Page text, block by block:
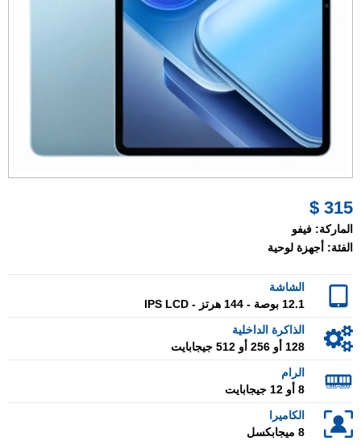
315 $
الماركة: فيفو
الفئة: أجهزة لوحية
الشاشة
12.1 بوصة - 144 هرتز - IPS LCD
الذاكرة الداخلية
128 أو 256 أو 512 جيجابايت
الرام
8 أو 12 جيجابايت
الكاميرا
8 ميجابكسل